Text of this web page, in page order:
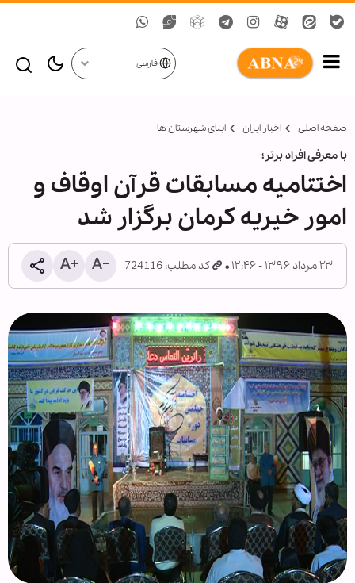
فارسی
صفحه اصلی اخبار ایران ابنای شهرستان ها
با معرفی افراد برتر؛
اختتامیه مسابقات قرآن اوقاف و
امور خیریه کرمان برگزار شد
۲۳ مرداد ۱۳۹۶ - ۱۲:۴۶ کد مطلب: 724116